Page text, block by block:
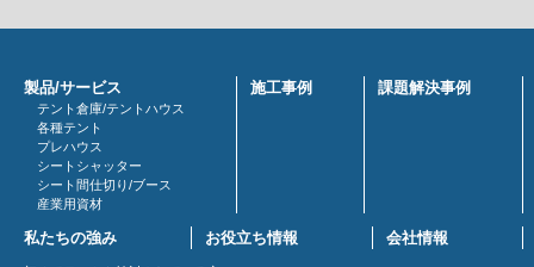
製品/サービス
テント倉庫/テントハウス
各種テント
プレハウス
シートシャッター
シート間仕切り/ブース
産業用資材
施工事例 課題解決事例
私たちの強み お役立ち情報 会社情報